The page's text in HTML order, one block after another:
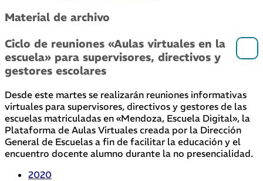
Material de archivo
Ciclo de reuniones «Aulas virtuales en la
escuela» para supervisores, directivos y
gestores escolares
Desde este martes se realizarán reuniones informativas
virtuales para supervisores, directivos y gestores de las
escuelas matriculadas en «Mendoza, Escuela Digital», la
Plataforma de Aulas Virtuales creada por la Dirección
General de Escuelas a fin de facilitar la educación y el
encuentro docente alumno durante la no presencialidad.
2020